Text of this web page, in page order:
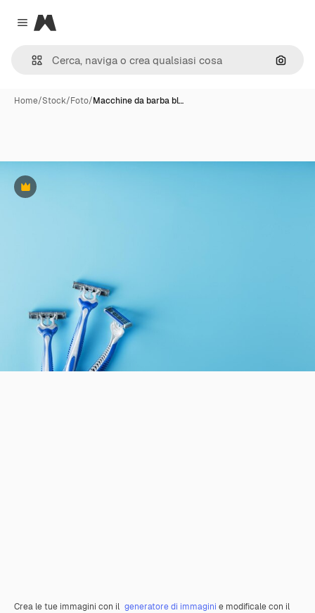
Close menu
Magnific
Cerca
Home/Stock/Foto/Macchine da barba bl…
Premium
Crea le tue immagini con il generatore di immagini e modificale con il